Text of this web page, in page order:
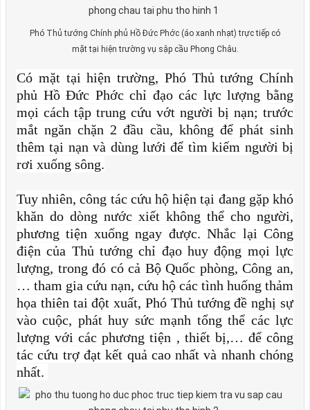
Phó Thủ tướng Chính phủ Hồ Đức Phớc (áo xanh nhạt) trực tiếp có
mặt tại hiện trường vụ sập cầu Phong Châu.
Có mặt tại hiện trường, Phó Thủ tướng Chính
phủ Hồ Đức Phớc chỉ đạo các lực lượng bằng
mọi cách tập trung cứu vớt người bị nạn; trước
mắt ngăn chặn 2 đầu cầu, không để phát sinh
thêm tại nạn và dùng lưới để tìm kiếm người bị
rơi xuống sông.
Tuy nhiên, công tác cứu hộ hiện tại đang gặp khó
khăn do dòng nước xiết không thể cho người,
phương tiện xuống ngay được. Nhắc lại Công
điện của Thủ tướng chỉ đạo huy động mọi lực
lượng, trong đó có cả Bộ Quốc phòng, Công an,
… tham gia cứu nạn, cứu hộ các tình huống thảm
họa thiên tai đột xuất, Phó Thủ tướng đề nghị sự
vào cuộc, phát huy sức mạnh tổng thể các lực
lượng với các phương tiện , thiết bị,… để công
tác cứu trợ đạt kết quả cao nhất và nhanh chóng
nhất.